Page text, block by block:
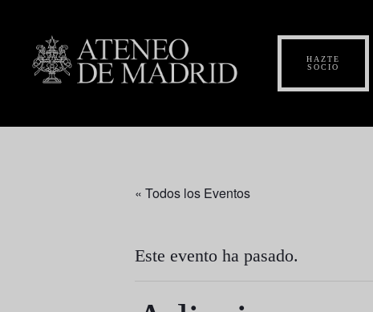
HAZTE
SOCIO
« Todos los Eventos
Este evento ha pasado.